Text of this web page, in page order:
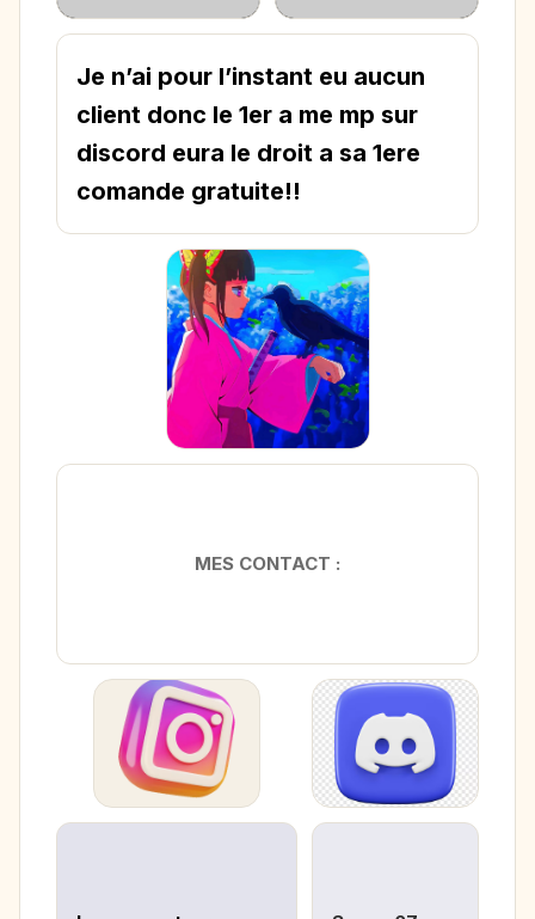
Je n’ai pour l’instant eu aucun
client donc le 1er a me mp sur
discord eura le droit a sa 1ere
comande gratuite!!
MES CONTACT :